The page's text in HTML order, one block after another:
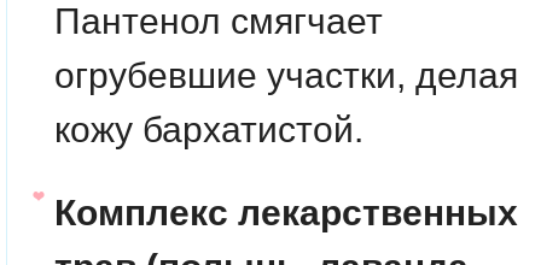
Пантенол смягчает
огрубевшие участки, делая
кожу бархатистой.
Комплекс лекарственных